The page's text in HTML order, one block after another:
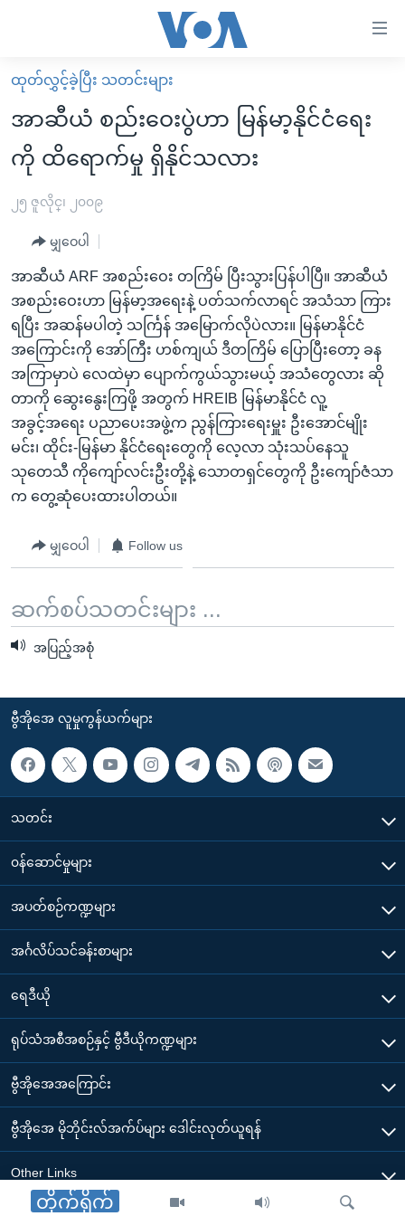
လွယ်ကူ
စေ
သည့်
Link
များ
အကြောင်းအရာ
ကျော်
ကြည့်
ပင်မ
ညွန်း
စာမျက်နှာ
ရန်
နေရာ
မူလစာမျက်နှာ
မြန်မာ
ကမ္ဘာ့သတင်းများ
နိုင်ငံတကာ
အစ္စရေး-ပါလက်စတိုင်း
ဗွီဒီယို
ရပ်ဝန်းတခု လမ်းတခု အလွန်
အင်္ဂလိပ်စာလေ့လာမယ်
အမေရိကန်သုံးအီဒီယံ
မကြေးမုံရဲ့ အင်္ဂလိပ်စာ
ရုပ်ရှင်ထဲက အင်္ဂလိပ်စာ
သုတပဒေသာ အင်္ဂလိပ်စာ
အပတ်စဉ်ကဏ္ဍများ
ရေဒီယို
တီဗွီ
ရေဒီယိုနှင့်ရုပ်သံ အချက်အလက်များ
ရေဒီယို/တီဗွီအစီအစဉ်
Learning English
ဗွီအိုအေ လူမှုကွန်ယက်များ
ဘာသာစကားများ
တိုက်ရိုက်
ထုတ်လွှင့်ခဲ့ပြီး သတင်းများ
အာဆီယံ စည်းဝေးပွဲဟာ မြန်မာ့နိုင်ငံရေး
ကို ထိရောက်မှု ရှိနိုင်သလား
၂၅ ဇူလိုင္၊ ၂၀၀၉
မျှဝေပါ
အာဆီယံ ARF အစည်းဝေး တကြိမ် ပြီးသွားပြန်ပါပြီ။ အာဆီယံ
အစည်းဝေးဟာ မြန်မာ့အရေးနဲ့ ပတ်သက်လာရင် အသံသာ ကြား
ရပြီး အဆန်မပါတဲ့ သင်္ကြန် အမြောက်လိုပဲလား။ မြန်မာနိုင်ငံ
အကြောင်းကို အော်ကြီး ဟစ်ကျယ် ဒီတကြိမ် ပြောပြီးတော့ ခန
အကြာမှာပဲ လေထဲမှာ ပျောက်ကွယ်သွားမယ့် အသံတွေလား ဆို
တာကို ဆွေးနွေးကြဖို့ အတွက် HREIB မြန်မာနိုင်ငံ လူ့
အခွင့်အရေး ပညာပေးအဖွဲ့က ညွန်ကြားရေးမှူး ဦးအောင်မျိုး
မင်း၊ ထိုင်း-မြန်မာ နိုင်ငံရေးတွေကို လေ့လာ သုံးသပ်နေသူ
သုတေသီ ကိုကျော်လင်းဦးတို့နဲ့ သောတရှင်တွေကို ဦးကျော်ဇံသာ
က တွေ့ဆုံပေးထားပါတယ်။
မျှဝေပါ Follow us
ဆက်စပ်သတင်းများ ...
အပြည့်အစုံ
ဗွီအိုအေ လူမှုကွန်ယက်များ
သတင်း
၀န်ဆောင်မှုများ
အပတ်စဉ်ကဏ္ဍများ
အင်္ဂလိပ်သင်ခန်းစာများ
ရေဒီယို
ရုပ်သံအစီအစဉ်နှင့် ဗွီဒီယိုကဏ္ဍများ
ဗွီအိုအေအကြောင်း
ဗွီအိုအေ မိုဘိုင်းလ်အက်ပ်များ ဒေါင်းလုတ်ယူရန်
Other Links